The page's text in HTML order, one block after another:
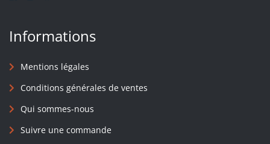
Informations
Mentions légales
Conditions générales de ventes
Qui sommes-nous
Suivre une commande